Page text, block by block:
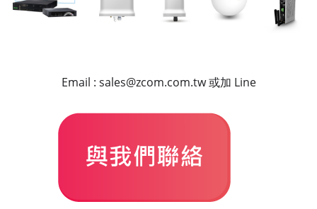
Email : sales@zcom.com.tw或加 Line